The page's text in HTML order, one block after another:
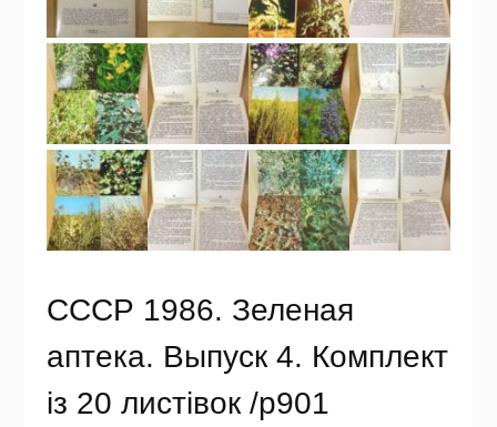
СССР 1986. Зеленая
аптека. Выпуск 4. Комплект
із 20 листівок /р901